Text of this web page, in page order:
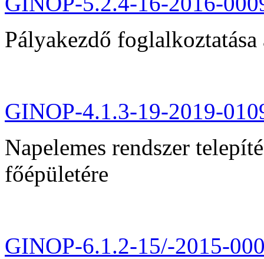
Pályakezdő
GINOP-4.1.3-19-2019-
Napelemes rendszer
főépületére
GINOP-6.1.2-15/-2015-